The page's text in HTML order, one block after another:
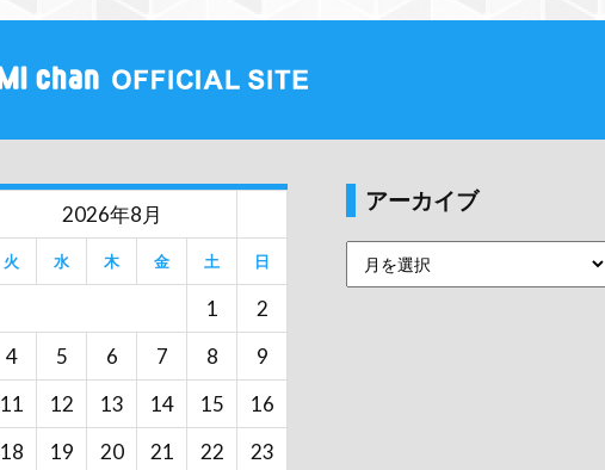
2026年8月
火 水 木 金 土 日
1
2
4 5 6 7 8
9
11 12 13 14 15
16
18 19 20 21 22 23
アーカイブ